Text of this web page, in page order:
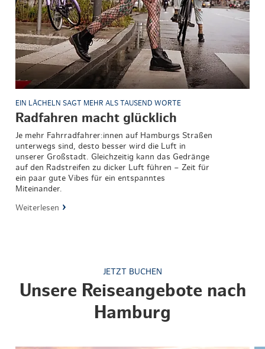
EIN LÄCHELN SAGT MEHR ALS TAUSEND WORTE
Radfahren macht glücklich
Je mehr Fahrradfahrer:innen auf Hamburgs Straßen
unterwegs sind, desto besser wird die Luft in
unserer Großstadt. Gleichzeitig kann das Gedränge
auf den Radstreifen zu dicker Luft führen – Zeit für
ein paar gute Vibes für ein entspanntes
Miteinander.
Weiterlesen
JETZT BUCHEN
Unsere Reiseangebote nach
Hamburg